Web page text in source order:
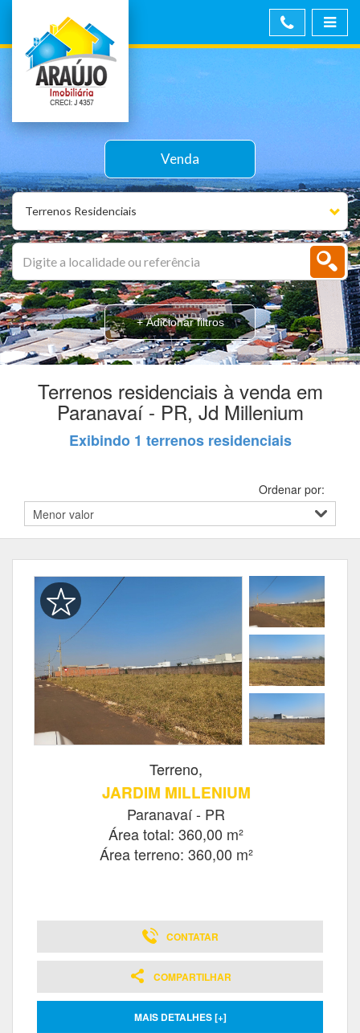
Terrenos Residenciais
Venda
+ Adicionar filtros
Terrenos residenciais à venda em
Paranavaí - PR, Jd Millenium
Exibindo 1 terrenos residenciais
Ordenar por:
Terreno,
JARDIM MILLENIUM
Paranavaí - PR
Área total: 360,00 m²
Área terreno: 360,00 m²
CONTATAR
COMPARTILHAR
MAIS DETALHES [+]